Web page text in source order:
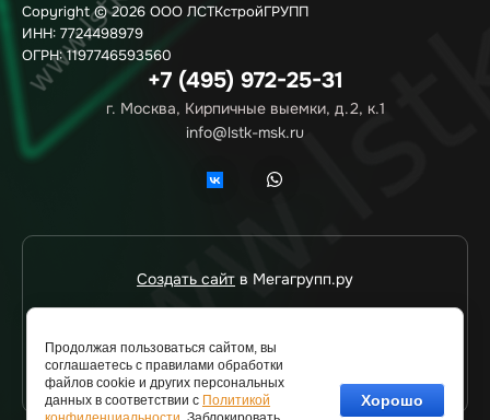
Copyright © 2026 ООО ЛСТКстройГРУПП
ИНН: 7724498979
ОГРН: 1197746593560
+7 (495) 972-25-31
г. Москва, Кирпичные выемки, д.2, к.1
info@lstk-msk.ru
Создать сайт в Мегагрупп.ру
СВЯЗАТЬСЯ С НАМИ
Продолжая пользоваться сайтом, вы
соглашаетесь с правилами обработки
файлов cookie и других персональных
данных в соответствии с Политикой
Хорошо